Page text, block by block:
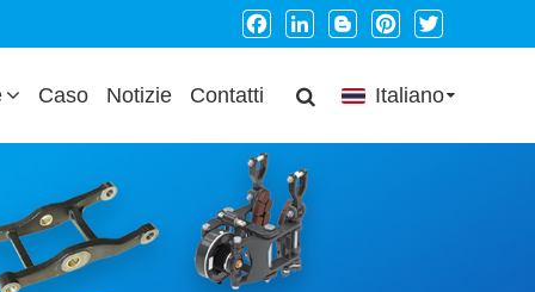
Facebook
LinkedInBloggerPinterestTwitter
Caso Notizie Contatti Italiano